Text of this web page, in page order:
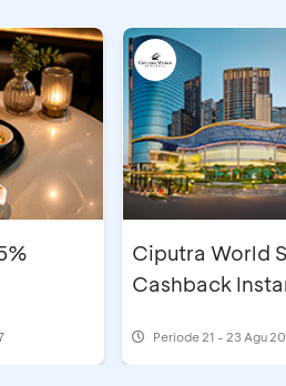
Ciputra World
Cashback
Periode21 - 23 Agu